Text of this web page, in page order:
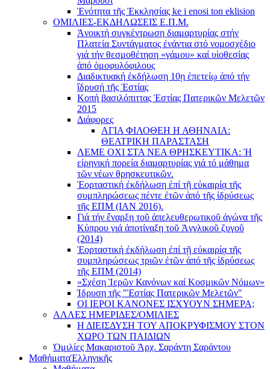
Ἑνότητα τῆς Ἐκκλησίας ke i enosi ton eklision
ΟΜΙΛΙΕΣ-ΕΚΔΗΛΩΣΕΙΣ Ε.Π.Μ.
Ἀνοικτή συγκέντρωση διαμαρτυρίας στήν
Πλατεία Συντάγματος ἐνάντια στό νομοσχέδιο
γιά τήν θεσμοθέτηση «γάμου» καί υἱοθεσίας
ἀπό ὁμοφυλόφιλους
Διαδικτυακή ἐκδήλωση 10ῃ ἐπετείῳ ἀπό τήν
ἵδρυσή τῆς Ἑστίας
Κοπή βασιλόπιττας Ἑστίας Πατερικῶν Μελετῶν
2015
Διάφορες
ΑΓΙΑ ΦΙΛΟΘΕΗ Η ΑΘΗΝΑΙΑ:
ΘΕΑΤΡΙΚΗ ΠΑΡΑΣΤΑΣΗ
ΛΕΜΕ ΟΧΙ ΣΤΑ ΝΕΑ ΘΡΗΣΚΕΥΤΙΚΑ: Ἡ
εἰρηνική πορεία διαμαρτυρίας γιά τό μάθημα
τῶν νέων θρησκευτικῶν.
Ἑορταστική ἐκδήλωση ἐπί τῇ εὐκαιρίᾳ τῆς
συμπληρώσεως πέντε ἐτῶν ἀπό τῆς ἱδρύσεως
τῆς ΕΠΜ (ΙΑΝ 2016).
Γιά τήν ἔναρξη τοῦ ἀπελευθερωτικοῦ ἀγώνα τῆς
Κύπρου γιά ἀποτίναξη τοῦ Ἀγγλικοῦ ζυγοῦ
(2014)
Ἑορταστική ἐκδήλωση ἐπί τῇ εὐκαιρίᾳ τῆς
συμπληρώσεως τριῶν ἐτῶν ἀπό τῆς ἱδρύσεως
τῆς ΕΠΜ (2014)
«Σχέση Ἱερῶν Κανόνων καί Κοσμικῶν Νόμων»
Ίδρυση τῆς "Ἑστίας Πατερικῶν Μελετῶν"
ΟΙ ΙΕΡΟΙ ΚΑΝΟΝΕΣ ΙΣΧΥΟΥΝ ΣΗΜΕΡΑ;
ΑΛΛΕΣ ΗΜΕΡΙΔΕΣ/ΟΜΙΛΙΕΣ
Η ΔΙΕΙΣΔΥΣΗ ΤΟΥ ΑΠΟΚΡΥΦΙΣΜΟΥ ΣΤΟΝ
ΧΩΡΟ ΤΩΝ ΠΑΙΔΙΩΝ
Ὁμιλίες Μακαριστοῦ Ἀρχ. Σαράντη Σαράντου
ΜαθήματαἙλληνικῆς